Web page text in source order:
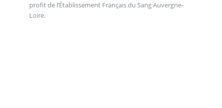
profit de l’Établissement Français du Sang Auvergne-
Loire.